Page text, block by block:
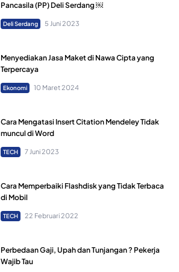
Pancasila (PP) Deli Serdang ￼
Deli Serdang 5 Juni 2023
Menyediakan Jasa Maket di Nawa Cipta yang
Terpercaya
Ekonomi 10 Maret 2024
Cara Mengatasi Insert Citation Mendeley Tidak
muncul di Word
TECH 7 Juni 2023
Cara Memperbaiki Flashdisk yang Tidak Terbaca
di Mobil
TECH 22 Februari 2022
Perbedaan Gaji, Upah dan Tunjangan ? Pekerja
Wajib Tau